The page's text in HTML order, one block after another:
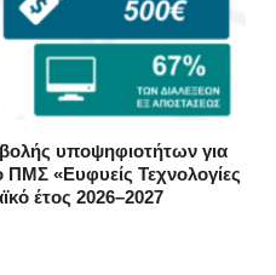
υποψηφιοτήτων για
«Ευφυείς Τεχνολογίες
έτος 2026–2027